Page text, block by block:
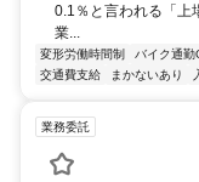
0.1％と言われる「上
業...
変形労働時間制 バイク通勤
交通費支給
まかないあり
業務委託